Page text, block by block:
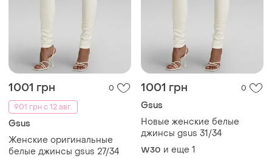
1001 грн
0
901 грн с 12 авг.
Gsus
Женские оригинальные
белые джинсы gsus 27/34
1001 грн 0
Gsus
Новые женские белые
джинсы gsus 31/34
W30 и еще 1